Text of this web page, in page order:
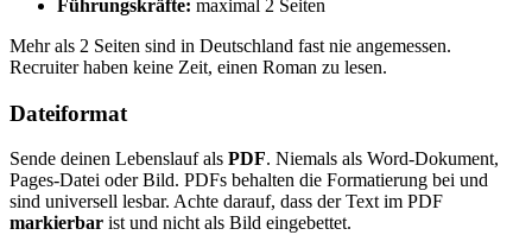
Führungskräfte: maximal 2 Seiten
Mehr als 2 Seiten sind in Deutschland fast nie angemessen.
Recruiter haben keine Zeit, einen Roman zu lesen.
Dateiformat
Sende deinen Lebenslauf als PDF. Niemals als Word-Dokument,
Pages-Datei oder Bild. PDFs behalten die Formatierung bei und
sind universell lesbar. Achte darauf, dass der Text im PDF
markierbar ist und nicht als Bild eingebettet.